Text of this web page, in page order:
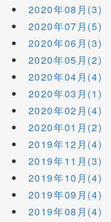
2020年08月(3)
2020年07月(5)
2020年06月(3)
2020年05月(2)
2020年04月(4)
2020年03月(1)
2020年02月(4)
2020年01月(2)
2019年12月(4)
2019年11月(3)
2019年10月(4)
2019年09月(4)
2019年08月(4)